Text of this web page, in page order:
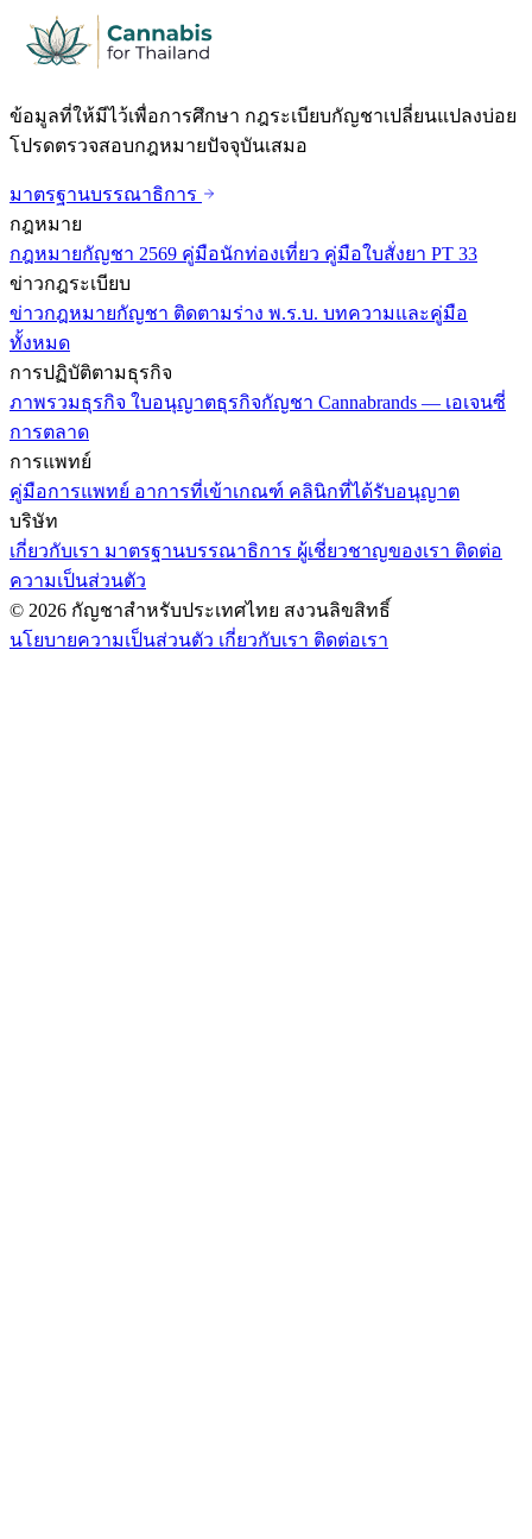
ข้อมูลที่ให้มีไว้เพื่อการศึกษา กฎระเบียบกัญชาเปลี่ยนแปลงบ่อย
โปรดตรวจสอบกฎหมายปัจจุบันเสมอ
มาตรฐานบรรณาธิการ
กฎหมาย
กฎหมายกัญชา 2569 คู่มือนักท่องเที่ยว คู่มือใบสั่งยา PT 33
ข่าวกฎระเบียบ
ข่าวกฎหมายกัญชา ติดตามร่าง พ.ร.บ. บทความและคู่มือ
ทั้งหมด
การปฏิบัติตามธุรกิจ
ภาพรวมธุรกิจ ใบอนุญาตธุรกิจกัญชา Cannabrands — เอเจนซี่
การตลาด
การแพทย์
คู่มือการแพทย์ อาการที่เข้าเกณฑ์ คลินิกที่ได้รับอนุญาต
บริษัท
เกี่ยวกับเรา มาตรฐานบรรณาธิการ ผู้เชี่ยวชาญของเรา ติดต่อ
ความเป็นส่วนตัว
© 2026 กัญชาสำหรับประเทศไทย สงวนลิขสิทธิ์
นโยบายความเป็นส่วนตัว เกี่ยวกับเรา ติดต่อเรา